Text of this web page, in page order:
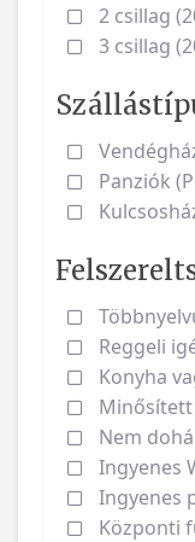
2 csillag
3 csillag
Panziók
Reggeli
Konyha
Minősített
Nem
Ingyenes
Ingyenes
Központi